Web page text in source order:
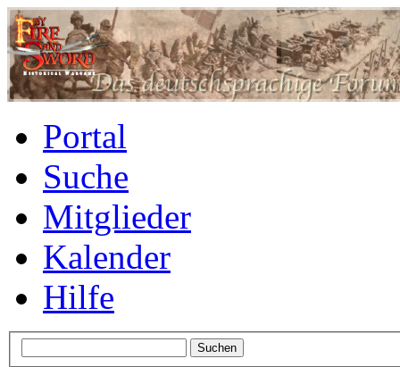
Portal
Suche
Mitglieder
Kalender
Hilfe